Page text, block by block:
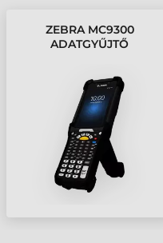
ZEBRA MC9300
ADATGYŰJTŐ